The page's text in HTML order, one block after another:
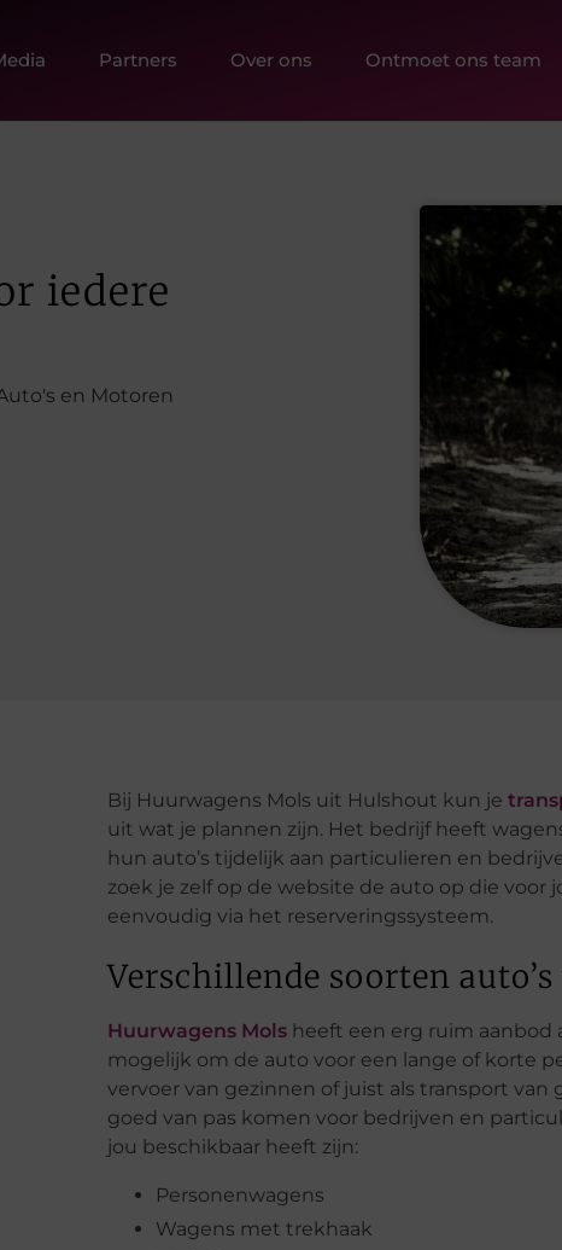
Partners Over ons Ontmoet ons team
iedere
en Motoren
Bij Huurwagens Mols uit Hulshout kun je
uit wat je plannen zijn. Het bedrijf heeft
hun auto’s tijdelijk aan particulieren en
zoek je zelf op de website de auto op die voor
eenvoudig via het reserveringssysteem.
Verschillende soorten
Huurwagens Mols heeft een erg ruim aanbod
mogelijk om de auto voor een lange of korte
vervoer van gezinnen of juist als transport
goed van pas komen voor bedrijven en
jou beschikbaar heeft zijn:
Personenwagens
Wagens met trekhaak